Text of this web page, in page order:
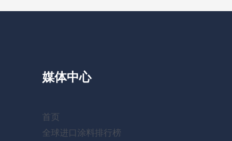
媒体中心
首页
全球进口涂料排行榜